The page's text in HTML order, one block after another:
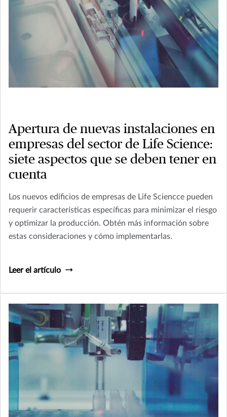
Apertura de nuevas instalaciones en
empresas del sector de Life Science:
siete aspectos que se deben tener en
cuenta
Los nuevos edificios de empresas de Life Sciencce pueden
requerir características específicas para minimizar el riesgo
y optimizar la producción. Obtén más información sobre
estas consideraciones y cómo implementarlas.
Leer el artículo